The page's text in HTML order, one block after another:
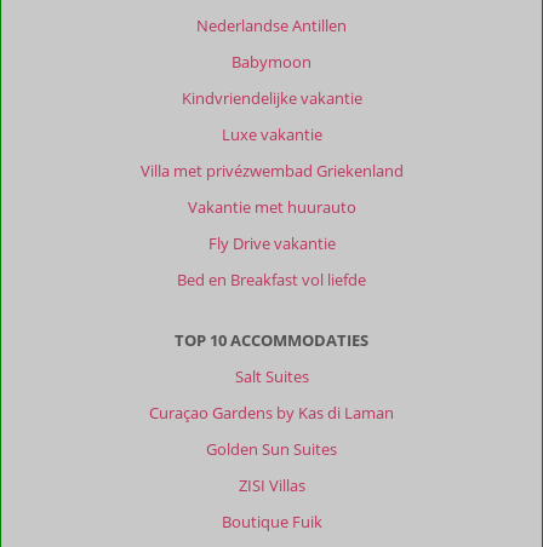
Nederlandse Antillen
Babymoon
Kindvriendelijke vakantie
Luxe vakantie
Villa met privézwembad Griekenland
Vakantie met huurauto
Fly Drive vakantie
Bed en Breakfast vol liefde
TOP 10 ACCOMMODATIES
Salt Suites
Curaçao Gardens by Kas di Laman
Golden Sun Suites
ZISI Villas
Boutique Fuik